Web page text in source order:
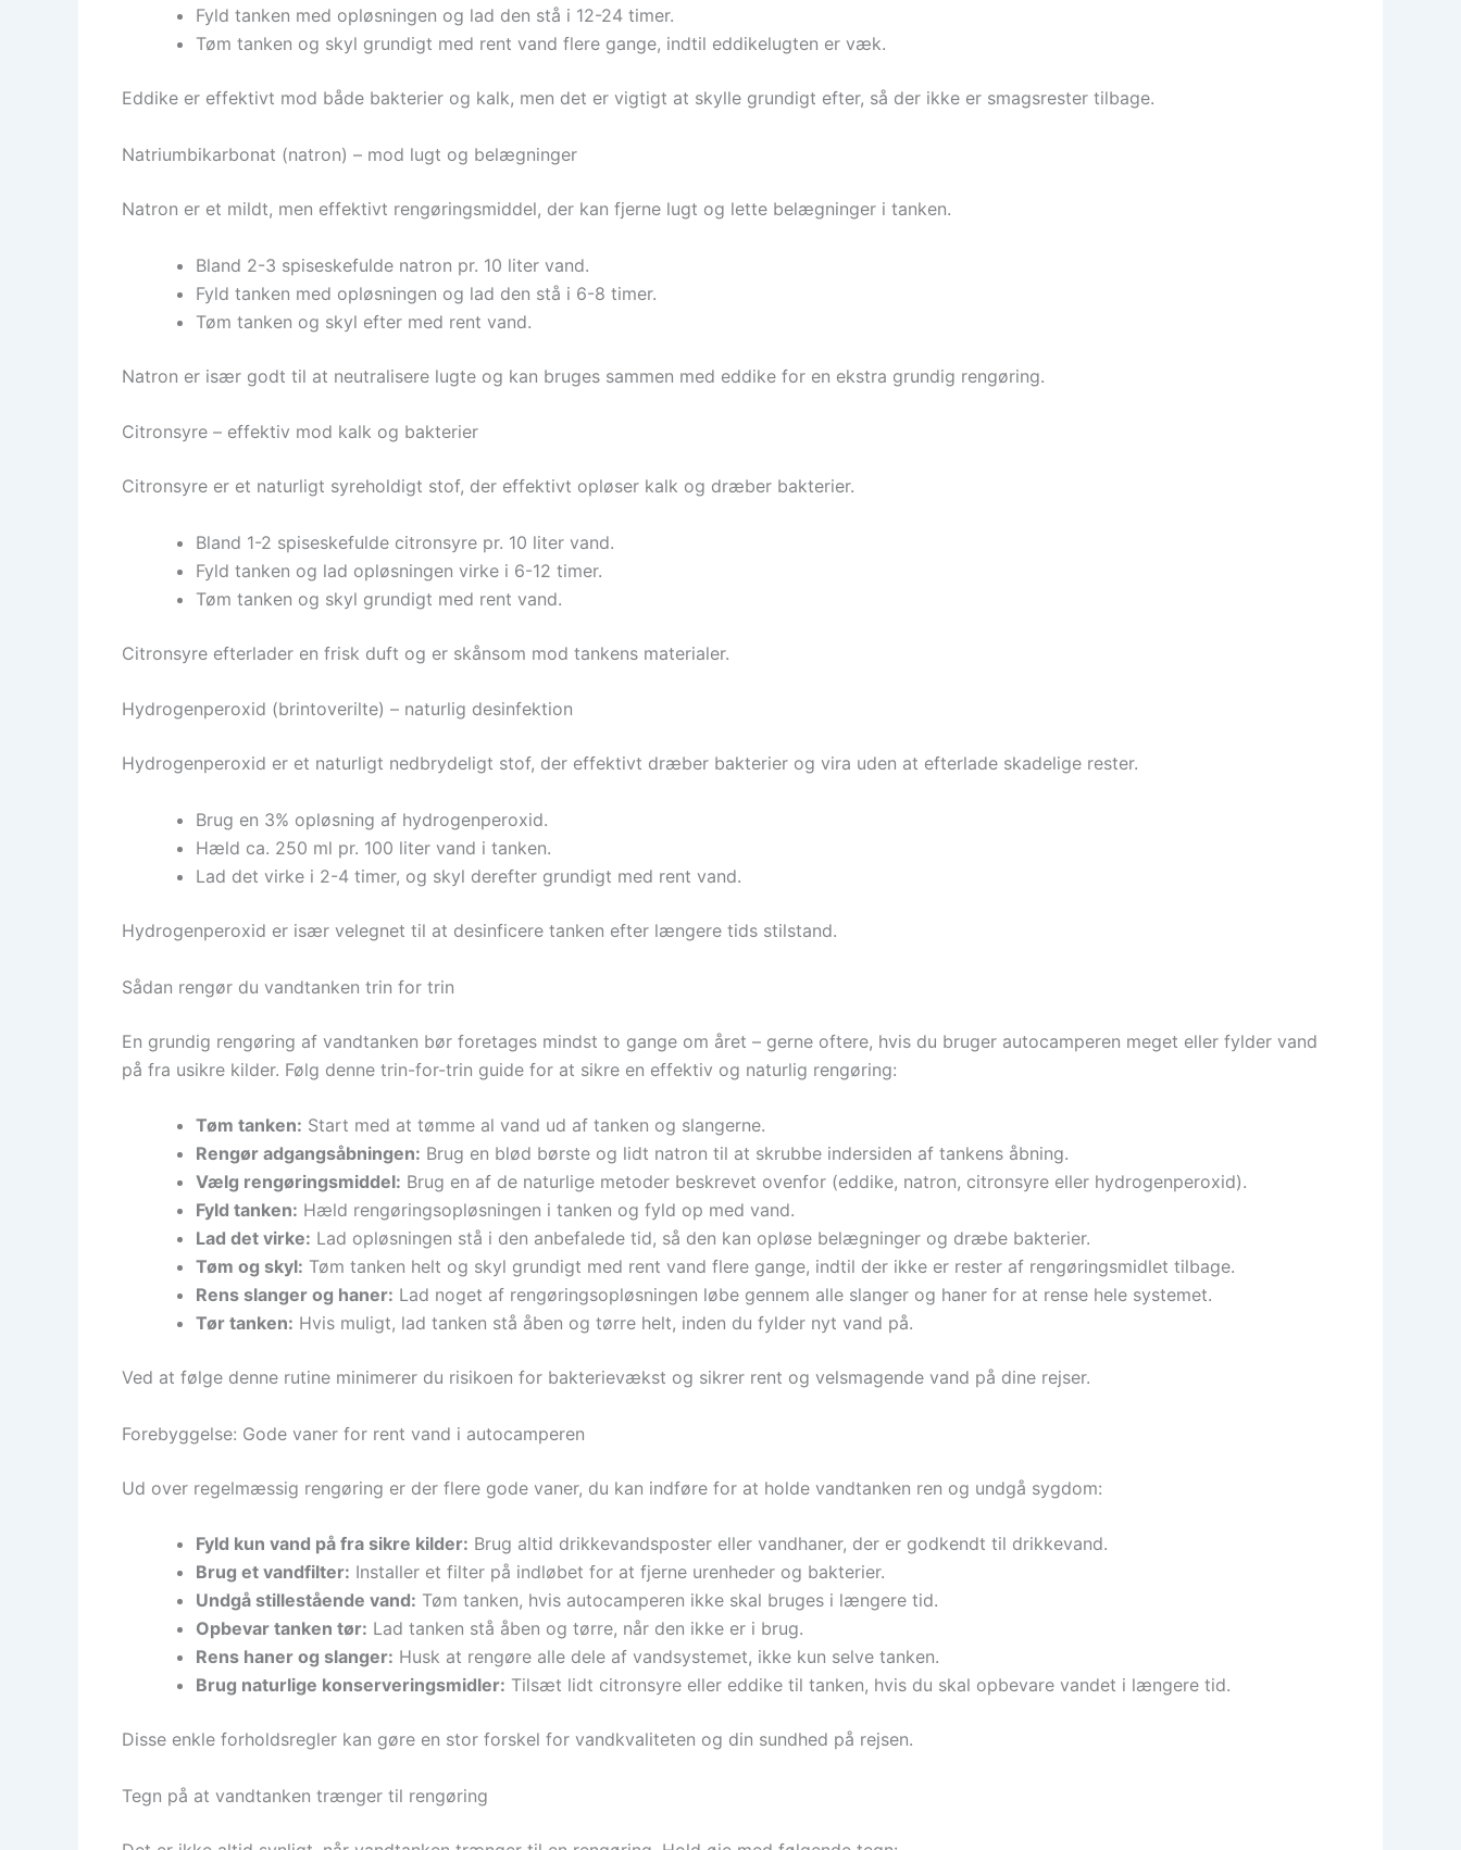
Fyld tanken med opløsningen og lad den stå i 12-24 timer.
Tøm tanken og skyl grundigt med rent vand flere gange, indtil eddikelugten er væk.
Eddike er effektivt mod både bakterier og kalk, men det er vigtigt at skylle grundigt efter, så der ikke er smagsrester tilbage.
Natriumbikarbonat (natron) – mod lugt og belægninger
Natron er et mildt, men effektivt rengøringsmiddel, der kan fjerne lugt og lette belægninger i tanken.
Bland 2-3 spiseskefulde natron pr. 10 liter vand.
Fyld tanken med opløsningen og lad den stå i 6-8 timer.
Tøm tanken og skyl efter med rent vand.
Natron er især godt til at neutralisere lugte og kan bruges sammen med eddike for en ekstra grundig rengøring.
Citronsyre – effektiv mod kalk og bakterier
Citronsyre er et naturligt syreholdigt stof, der effektivt opløser kalk og dræber bakterier.
Bland 1-2 spiseskefulde citronsyre pr. 10 liter vand.
Fyld tanken og lad opløsningen virke i 6-12 timer.
Tøm tanken og skyl grundigt med rent vand.
Citronsyre efterlader en frisk duft og er skånsom mod tankens materialer.
Hydrogenperoxid (brintoverilte) – naturlig desinfektion
Hydrogenperoxid er et naturligt nedbrydeligt stof, der effektivt dræber bakterier og vira uden at efterlade skadelige rester.
Brug en 3% opløsning af hydrogenperoxid.
Hæld ca. 250 ml pr. 100 liter vand i tanken.
Lad det virke i 2-4 timer, og skyl derefter grundigt med rent vand.
Hydrogenperoxid er især velegnet til at desinficere tanken efter længere tids stilstand.
Sådan rengør du vandtanken trin for trin
En grundig rengøring af vandtanken bør foretages mindst to gange om året – gerne oftere, hvis du bruger autocamperen meget eller fylder vand
på fra usikre kilder. Følg denne trin-for-trin guide for at sikre en effektiv og naturlig rengøring:
Tøm tanken: Start med at tømme al vand ud af tanken og slangerne.
Rengør adgangsåbningen: Brug en blød børste og lidt natron til at skrubbe indersiden af tankens åbning.
Vælg rengøringsmiddel: Brug en af de naturlige metoder beskrevet ovenfor (eddike, natron, citronsyre eller hydrogenperoxid).
Fyld tanken: Hæld rengøringsopløsningen i tanken og fyld op med vand.
Lad det virke: Lad opløsningen stå i den anbefalede tid, så den kan opløse belægninger og dræbe bakterier.
Tøm og skyl: Tøm tanken helt og skyl grundigt med rent vand flere gange, indtil der ikke er rester af rengøringsmidlet tilbage.
Rens slanger og haner: Lad noget af rengøringsopløsningen løbe gennem alle slanger og haner for at rense hele systemet.
Tør tanken: Hvis muligt, lad tanken stå åben og tørre helt, inden du fylder nyt vand på.
Ved at følge denne rutine minimerer du risikoen for bakterievækst og sikrer rent og velsmagende vand på dine rejser.
Forebyggelse: Gode vaner for rent vand i autocamperen
Ud over regelmæssig rengøring er der flere gode vaner, du kan indføre for at holde vandtanken ren og undgå sygdom:
Fyld kun vand på fra sikre kilder: Brug altid drikkevandsposter eller vandhaner, der er godkendt til drikkevand.
Brug et vandfilter: Installer et filter på indløbet for at fjerne urenheder og bakterier.
Undgå stillestående vand: Tøm tanken, hvis autocamperen ikke skal bruges i længere tid.
Opbevar tanken tør: Lad tanken stå åben og tørre, når den ikke er i brug.
Rens haner og slanger: Husk at rengøre alle dele af vandsystemet, ikke kun selve tanken.
Brug naturlige konserveringsmidler: Tilsæt lidt citronsyre eller eddike til tanken, hvis du skal opbevare vandet i længere tid.
Disse enkle forholdsregler kan gøre en stor forskel for vandkvaliteten og din sundhed på rejsen.
Tegn på at vandtanken trænger til rengøring